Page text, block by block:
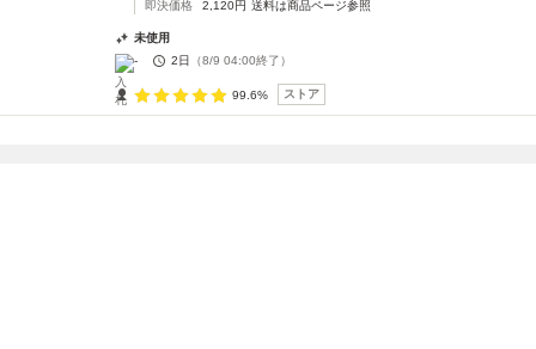
即決価格
2,120円 送料は商品ページ参照
未使用
-
2日 （8/9 04:00終了）
99.6% ストア